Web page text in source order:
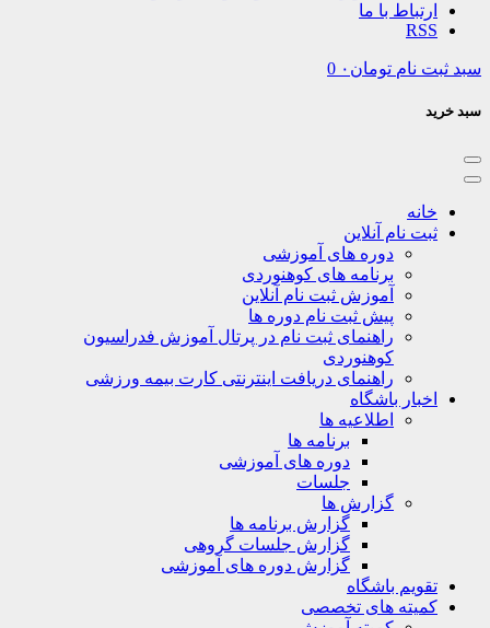
با ما
تومان ۰ 0
نام آنلاین
دوره های آموزشی
برنامه های کوهنوردی
آموزش ثبت نام آنلاین
پیش ثبت نام دوره ها
راهنمای ثبت نام در پرتال آموزش فدراسیون
کوهنوردی
راهنمای دریافت اینترنتی کارت بیمه ورزشی
باشگاه
اطلاعیه ها
برنامه ها
دوره های آموزشی
جلسات
گزارش ها
گزارش برنامه ها
گزارش جلسات گروهی
گزارش دوره های آموزشی
باشگاه
های تخصصی